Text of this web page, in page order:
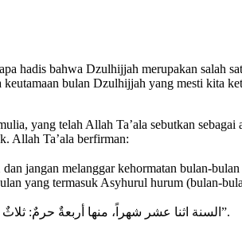
hadis bahwa Dzulhijjah merupakan salah
bulan Dzulhijjah yang mesti kita
yang telah Allah Ta’ala sebutkan
Allah Ta’ala berfirman:
jangan melanggar kehormatan bulan-
yang termasuk Asyhurul hurum (bulan-
السنة اثنا عشر شهراً، منها أربعةٌ حرمٌ: ثلاثٌ متوالياتٌ ذو القعدة، وذو الحجة والمحرم، ورجب مضر الذي بين جمادى وشعبان”.